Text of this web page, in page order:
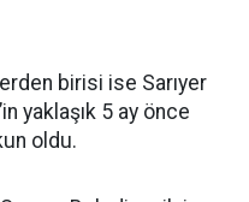
birisi ise Sarıyer
yaklaşık 5 ay önce
oldu.